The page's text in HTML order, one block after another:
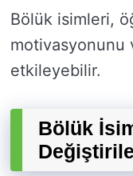
Bölük isimleri,
motivasyonunu
etkileyebilir.
Bölük